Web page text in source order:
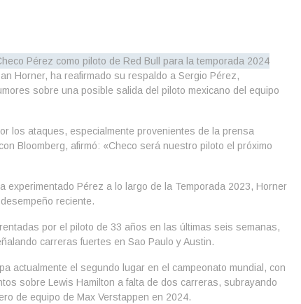
Horner, ha reafirmado su respaldo a Sergio Pérez,
sobre una posible salida del piloto mexicano del equipo
los ataques, especialmente provenientes de la prensa
Bloomberg, afirmó: «Checo será nuestro piloto el próximo
experimentado Pérez a lo largo de la Temporada 2023, Horner
reciente.
por el piloto de 33 años en las últimas seis semanas,
carreras fuertes en Sao Paulo y Austin.
actualmente el segundo lugar en el campeonato mundial, con
sobre Lewis Hamilton a falta de dos carreras, subrayando
de equipo de Max Verstappen en 2024.